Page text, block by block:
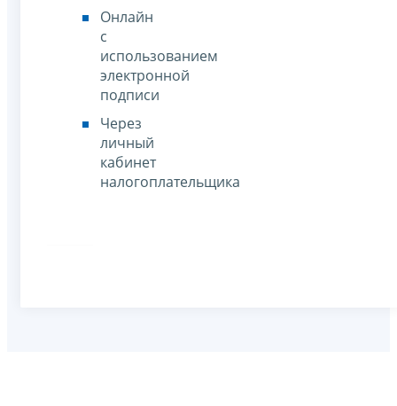
Онлайн
с
использованием
электронной
подписи
Через
личный
кабинет
налогоплательщика